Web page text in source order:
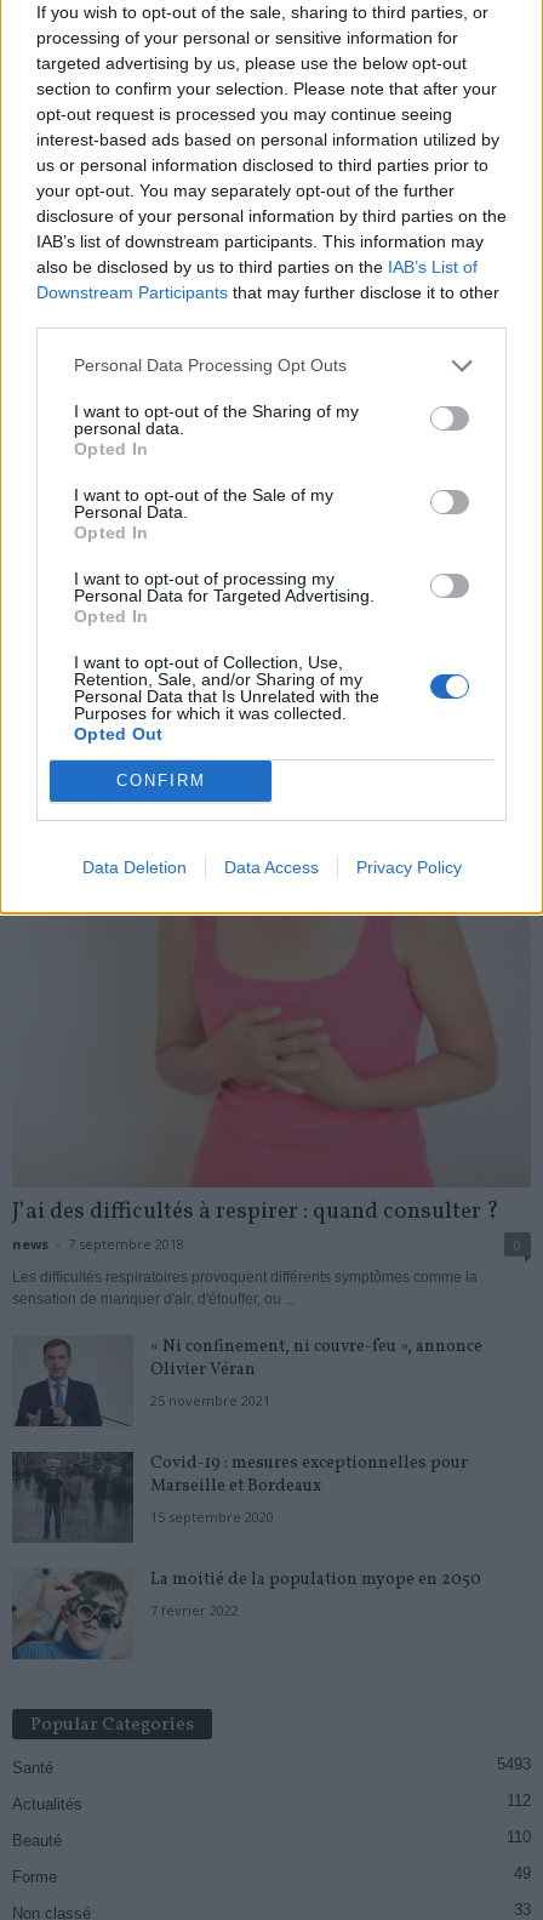
If you wish to opt-out of the sale, sharing to third parties, or
processing of your personal or sensitive information for
targeted advertising by us, please use the below opt-out
section to confirm your selection. Please note that after your
opt-out request is processed you may continue seeing
interest-based ads based on personal information utilized by
us or personal information disclosed to third parties prior to
your opt-out. You may separately opt-out of the further
disclosure of your personal information by third parties on the
IAB’s list of downstream participants. This information may
also be disclosed by us to third parties on the IAB’s List of
Downstream Participants that may further disclose it to other
Personal Data Processing Opt Outs
I want to opt-out of the Sharing of my
personal data.
Opted In
I want to opt-out of the Sale of my
Personal Data.
Opted In
I want to opt-out of processing my
Personal Data for Targeted Advertising.
Opted In
I want to opt-out of Collection, Use,
Retention, Sale, and/or Sharing of my
Personal Data that Is Unrelated with the
Purposes for which it was collected.
Opted Out
CONFIRM
Data Deletion Data Access Privacy Policy
RELATED ARTICLES MORE FROM AUTHOR
Santé
Sieste après 65 ans : la
clé pour préserver votre
cerveau ou le mettre en
danger
Santé
Ménopause et
problèmes urinaires : le
secret inattendu des
sous-vêtements à
découvrir
Santé
Ménopause précoce : le
risque accru
d’hypertension à ne pas
ignorer
Popular Posts
Covid-19 : Qui peut ouvrir, qui reste fermé ?
Contraception et retour de couches
La coupe courte qui rajeunit et fait sensation chez les femmes
14 février 2026
Covid-19 : «La peur du vaccin n’arrêtera pas le virus»
5 décembre 2020
My Favorites
J’ai des difficultés à respirer : quand consulter ?
news - 7 septembre 2018 0
Les difficultés respiratoires provoquent différents symptômes comme la
sensation de manquer d'air, d'étouffer, ou ...
« Ni confinement, ni couvre-feu », annonce
Olivier Véran
25 novembre 2021
Covid-19 : mesures exceptionnelles pour
Marseille et Bordeaux
15 septembre 2020
La moitié de la population myope en 2050
7 février 2022
Popular Categories
Santé 5493
Actualités 112
Beauté 110
Forme 49
Non classé 33